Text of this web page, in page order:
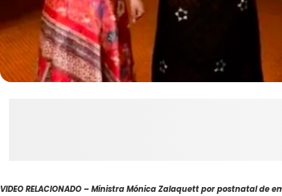
VIDEO RELACIONADO – Ministra Mónica Zalaquett por postnatal de